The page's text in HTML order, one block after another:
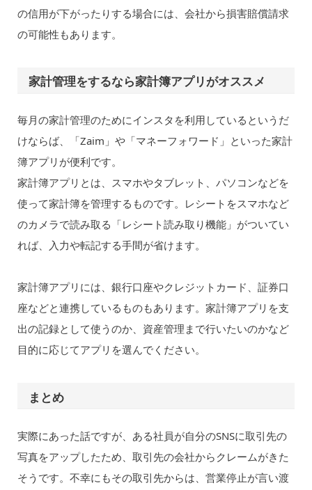
の信用が下がったりする場合には、会社から損害賠償請求
の可能性もあります。
家計管理をするなら家計簿アプリがオススメ
毎月の家計管理のためにインスタを利用しているというだ
けならば、「Zaim」や「マネーフォワード」といった家計
簿アプリが便利です。
家計簿アプリとは、スマホやタブレット、パソコンなどを
使って家計簿を管理するものです。レシートをスマホなど
のカメラで読み取る「レシート読み取り機能」がついてい
れば、入力や転記する手間が省けます。
家計簿アプリには、銀行口座やクレジットカード、証券口
座などと連携しているものもあります。家計簿アプリを支
出の記録として使うのか、資産管理まで行いたいのかなど
目的に応じてアプリを選んでください。
まとめ
実際にあった話ですが、ある社員が自分のSNSに取引先の
写真をアップしたため、取引先の会社からクレームがきた
そうです。不幸にもその取引先からは、営業停止が言い渡